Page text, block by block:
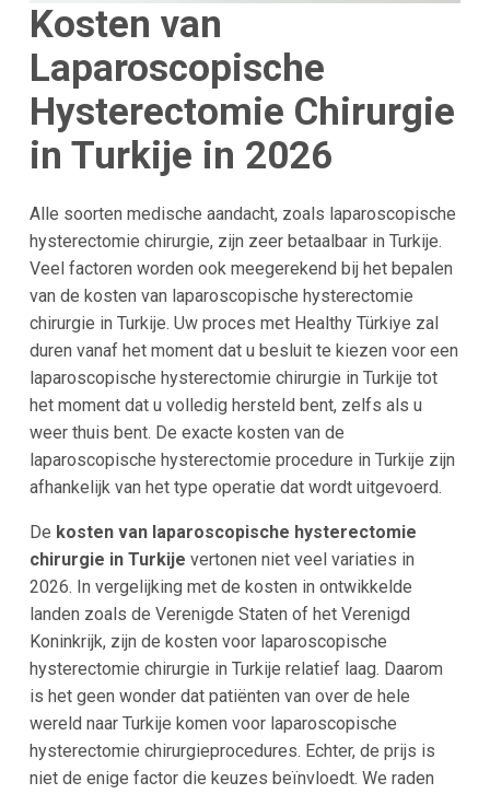
Kosten van
Laparoscopische
Hysterectomie Chirurgie
in Turkije in 2026
Alle soorten medische aandacht, zoals laparoscopische
hysterectomie chirurgie, zijn zeer betaalbaar in Turkije.
Veel factoren worden ook meegerekend bij het bepalen
van de kosten van laparoscopische hysterectomie
chirurgie in Turkije. Uw proces met Healthy Türkiye zal
duren vanaf het moment dat u besluit te kiezen voor een
laparoscopische hysterectomie chirurgie in Turkije tot
het moment dat u volledig hersteld bent, zelfs als u
weer thuis bent. De exacte kosten van de
laparoscopische hysterectomie procedure in Turkije zijn
afhankelijk van het type operatie dat wordt uitgevoerd.
De kosten van laparoscopische hysterectomie
chirurgie in Turkije vertonen niet veel variaties in
2026. In vergelijking met de kosten in ontwikkelde
landen zoals de Verenigde Staten of het Verenigd
Koninkrijk, zijn de kosten voor laparoscopische
hysterectomie chirurgie in Turkije relatief laag. Daarom
is het geen wonder dat patiënten van over de hele
wereld naar Turkije komen voor laparoscopische
hysterectomie chirurgieprocedures. Echter, de prijs is
niet de enige factor die keuzes beïnvloedt. We raden